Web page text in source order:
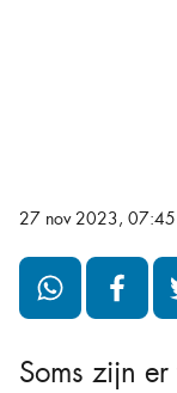
27 nov 2023, 07:45
Soms zijn